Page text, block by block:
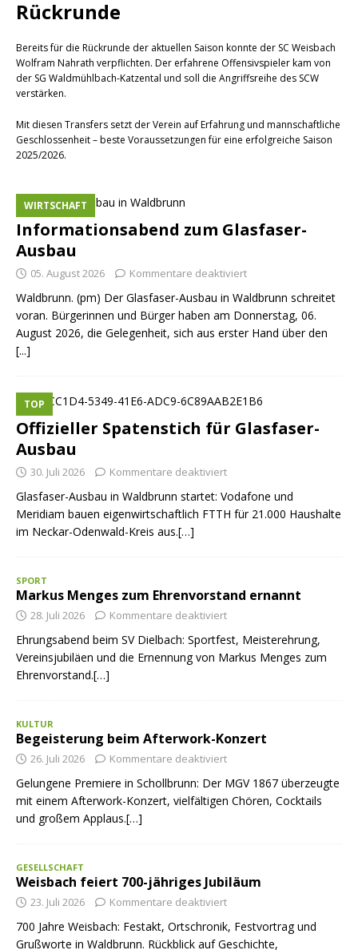
Rückrunde
Bereits für die Rückrunde der aktuellen Saison konnte der SC Weisbach
Wolfram Nahrath verpflichten. Der erfahrene Offensivspieler kam von
der SG Waldmühlbach-Katzental und soll die Angriffsreihe des SCW
verstärken.
Mit diesen Transfers setzt der Verein auf Erfahrung und mannschaftliche
Geschlossenheit – beste Voraussetzungen für eine erfolgreiche Saison
2025/2026.
Informationsabend zum Glasfaser-
Ausbau
WIRTSCHAFT
05. August 2026 Kommentare deaktiviert
Waldbrunn. (pm) Der Glasfaser-Ausbau in Waldbrunn schreitet
voran. Bürgerinnen und Bürger haben am Donnerstag, 06.
August 2026, die Gelegenheit, sich aus erster Hand über den
[...]
Offizieller Spatenstich für Glasfaser-
Ausbau
TOP
30. Juli 2026 Kommentare deaktiviert
Glasfaser-Ausbau in Waldbrunn startet: Vodafone und
Meridiam bauen eigenwirtschaftlich FTTH für 21.000 Haushalte
im Neckar-Odenwald-Kreis aus.[…]
SPORT
Markus Menges zum Ehrenvorstand ernannt
28. Juli 2026 Kommentare deaktiviert
Ehrungsabend beim SV Dielbach: Sportfest, Meisterehrung,
Vereinsjubiläen und die Ernennung von Markus Menges zum
Ehrenvorstand.[…]
KULTUR
Begeisterung beim Afterwork-Konzert
26. Juli 2026 Kommentare deaktiviert
Gelungene Premiere in Schollbrunn: Der MGV 1867 überzeugte
mit einem Afterwork-Konzert, vielfältigen Chören, Cocktails
und großem Applaus.[…]
GESELLSCHAFT
Weisbach feiert 700-jähriges Jubiläum
23. Juli 2026 Kommentare deaktiviert
700 Jahre Weisbach: Festakt, Ortschronik, Festvortrag und
Grußworte in Waldbrunn. Rückblick auf Geschichte,